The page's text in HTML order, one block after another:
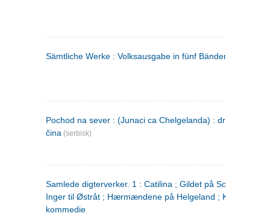
Sämtliche Werke : Volksausgabe in fünf Bänden
Pochod na sever : (Junaci ca Chelgelanda) : drama u četiri
čina (serbisk)
Samlede digterverker. 1 : Catilina ; Gildet på Solhaug ; Fru
Inger til Østråt ; Hærmændene på Helgeland ;
kommedie